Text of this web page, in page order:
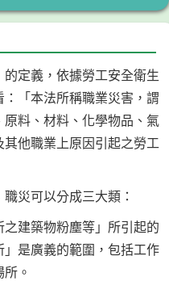
定義，依據勞工安全衛生
「本法所稱職業災害，謂
料、材料、化學物品、氣
他職業上原因引起之勞工
災可以分成三大類：
建築物粉塵等」所引起的
是廣義的範圍，包括工作
。